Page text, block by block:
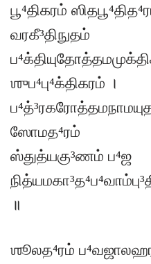
பூ⁴திகரம்
வரகீ³திநுதம்
ஶுப⁴பு⁴க்திகரம் ।
ஸோமத⁴ரம்
ஸ்துத்யகு³ணம் ப⁴ஜ
॥
ஶூலத⁴ரம்